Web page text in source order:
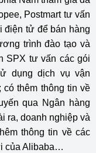
Postmart tư vấn
điện tử để bán hàng
trình đào tạo và
SPX tư vấn các gói
dụng dịch vụ vận
thêm thông tin về
qua Ngân hàng
ra, doanh nghiệp và
thông tin về các
của Alibaba…